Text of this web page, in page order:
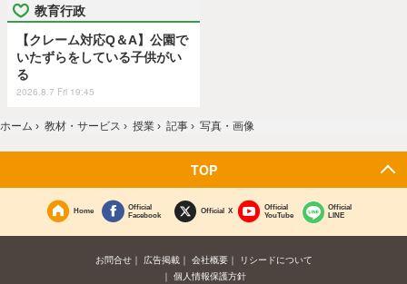
教育行政
【クレーム対応Q＆A】公園で
いたずらをしている子供がい
る
2026.8.7 Fri 19:45
ホーム › 教材・サービス › 授業 › 記事 › 写真・画像
TOP
Home
Official
Facebook
Official X
Official
YouTube
Official
LINE
お問合せ 広告掲載 会社概要
リシードについて
個人情報保護方針